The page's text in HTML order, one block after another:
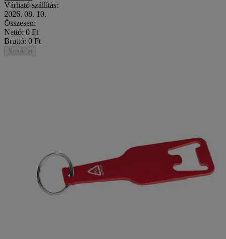
Várható szállítás:
2026. 08. 10.
Összesen:
Nettó: 0 Ft
Bruttó: 0 Ft
Kosárba